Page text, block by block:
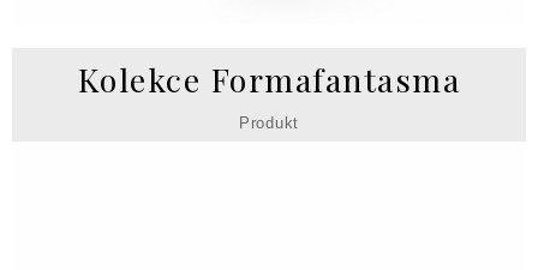
Kolekce Formafantasma
Produkt